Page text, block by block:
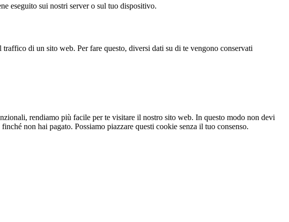
eseguito sui nostri server o sul tuo dispositivo.
di un sito web. Per fare questo, diversi dati su di te vengono conservati
rendiamo più facile per te visitare il nostro sito web. In questo modo non devi
non hai pagato. Possiamo piazzare questi cookie senza il tuo consenso.